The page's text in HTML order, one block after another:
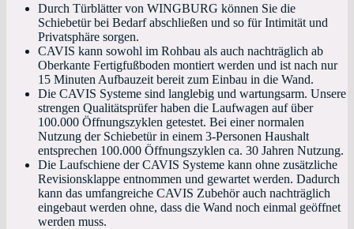
Durch Türblätter von WINGBURG können Sie die
Schiebetür bei Bedarf abschließen und so für Intimität und
Privatsphäre sorgen.
CAVIS kann sowohl im Rohbau als auch nachträglich ab
Oberkante Fertigfußboden montiert werden und ist nach nur
15 Minuten Aufbauzeit bereit zum Einbau in die Wand.
Die CAVIS Systeme sind langlebig und wartungsarm. Unsere
strengen Qualitätsprüfer haben die Laufwagen auf über
100.000 Öffnungszyklen getestet. Bei einer normalen
Nutzung der Schiebetür in einem 3-Personen Haushalt
entsprechen 100.000 Öffnungszyklen ca. 30 Jahren Nutzung.
Die Laufschiene der CAVIS Systeme kann ohne zusätzliche
Revisionsklappe entnommen und gewartet werden. Dadurch
kann das umfangreiche CAVIS Zubehör auch nachträglich
eingebaut werden ohne, dass die Wand noch einmal geöffnet
werden muss.